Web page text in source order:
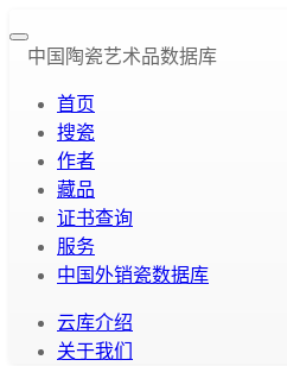
中国陶瓷艺术品数据库
首页
搜瓷
作者
藏品
证书查询
服务
中国外销瓷数据库
云库介绍
关于我们